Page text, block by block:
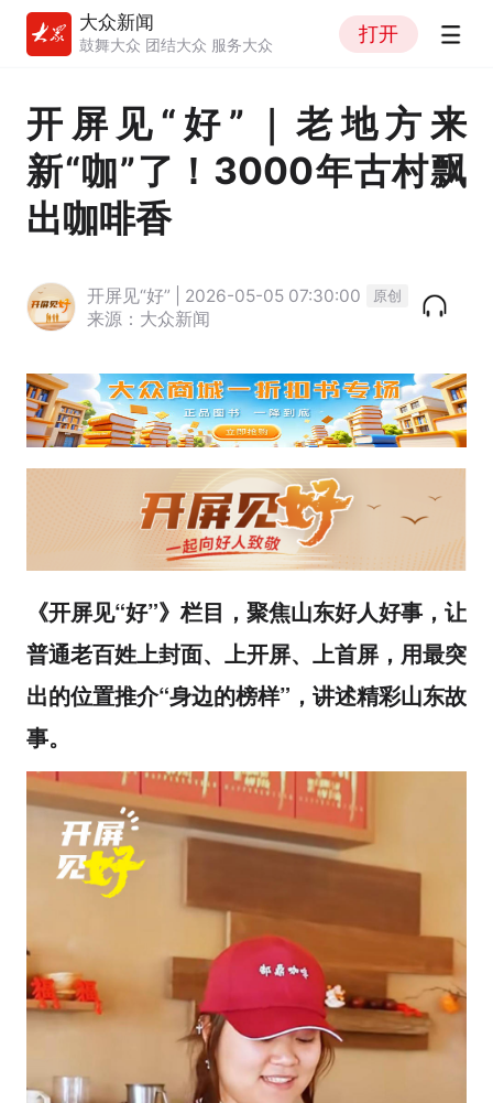
大众新闻
鼓舞大众 团结大众 服务大众
打开
开屏见“好”｜老地方来
新“咖”了！3000年古村飘
出咖啡香
开屏见“好” | 2026-05-05 07:30:00 原创
来源：大众新闻
《开屏见“好”》栏目，聚焦山东好人好事，让
普通老百姓上封面、上开屏、上首屏，用最突
出的位置推介“身边的榜样”，讲述精彩山东故
事。